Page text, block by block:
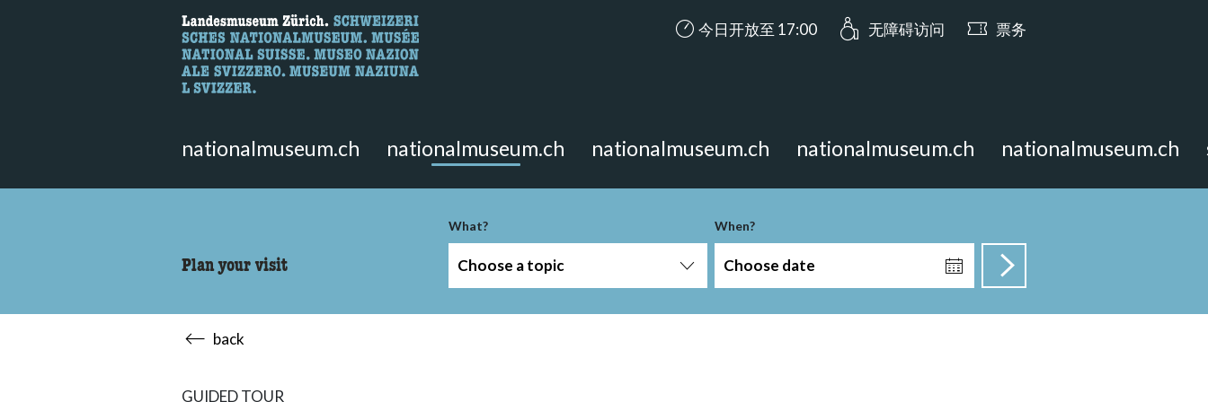
Here you can search for content on the page.
accessibility.aria.opening_hours: 今日开放至 17:00
今日开放至 17:00 无障碍访问 票务
nationalmuseum.ch nationalmuseum.ch nationalmuseum.ch nationalmuseum.ch nationalmuseum.ch
Plan your visit
What?
Choose a topic
When?
Choose date
back
GUIDED TOUR